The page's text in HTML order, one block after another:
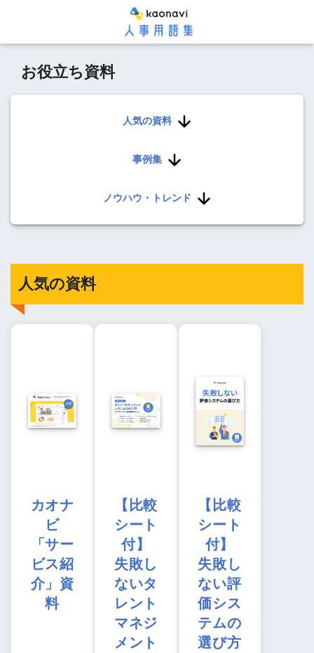
お役立ち資料
人気の資料
事例集
ノウハウ・トレンド
人気の資料
カオナ
ビ
「サー
ビス紹
介」資
料
【比較
シート
付】
失敗し
ないタ
レント
マネジ
メント
【比較
シート
付】
失敗し
ない評
価シス
テムの
選び方